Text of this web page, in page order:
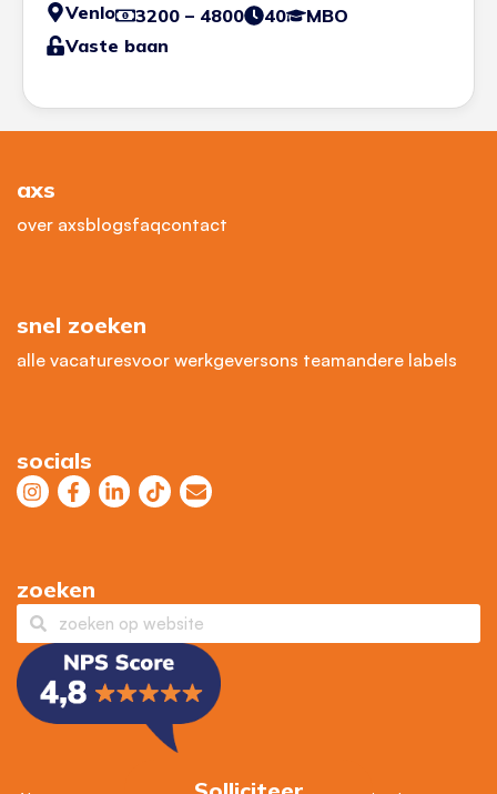
Venlo 3200 – 4800 40
MBO
Vaste baan
axs
over axsblogsfaqcontact
snel zoeken
alle vacaturesvoor werkgeversons teamandere labels
socials
zoeken